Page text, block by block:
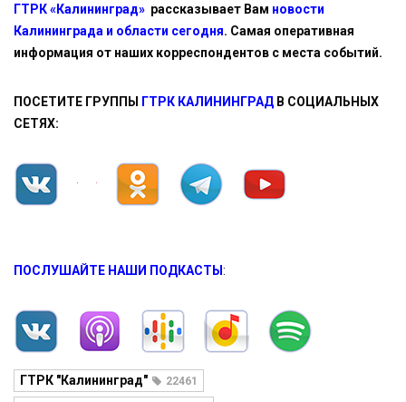
ГТРК «Калининград» рассказывает Вам новости
Калининграда и области сегодня. Самая оперативная
информация от наших корреспондентов с места событий.
ПОСЕТИТЕ ГРУППЫ ГТРК КАЛИНИНГРАД В СОЦИАЛЬНЫХ
СЕТЯХ:
ПОСЛУШАЙТЕ НАШИ ПОДКАСТЫ:
ГТРК "Калининград" 22461